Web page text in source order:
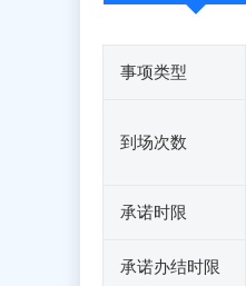
事项类型
到场次数
承诺时限
承诺办结时限